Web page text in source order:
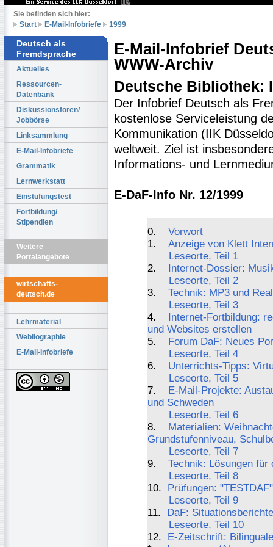
Sie befinden sich hier:
Start
E-Mail-Infobriefe 1999
Deutsch als
Fremdsprache
Aktuelles
Ressourcen-
Datenbank
Diskussionsforen/
Jobbörse
Linksammlung
E-Mail-Infobriefe
Grammatik
Lernwerkstatt
Einstufungstest
Fortbildung/
Stipendien
Weitere
Portalangebote
wirtschafts-
deutsch.de
Lehrmaterial
Webliographie
E-Mail-Infobriefe
E-Mail-Infobrief
WWW-Archiv
Deutsche Bibliothek:
Der Infobrief Deutsch als
kostenlose Serviceleistung
Kommunikation (IIK
weltweit. Ziel ist
Informations- und
E-DaF-Info Nr. 12/1999
0. Vorwort
1. Anzeige von Klett
Leseorte, Teil 1
2. Internet-Dossier:
Leseorte, Teil 2
3. Technik: MP3 und
Leseorte, Teil 3
4. Internet-Fortbildung:
und Websites erstellen
5. Forum DaF: Neues
Leseorte, Teil 4
6. Unterrichts-Tipps:
Leseorte, Teil 5
7. E-Mail-Projekte:
und Schweden
Leseorte, Teil 6
8. Materialien:
Grundstufenniveau,
Leseorte, Teil 7
9. Technik: Lösungen
Leseorte, Teil 8
10. Prüfungen:
Leseorte, Teil 9
11. DaF:
Leseorte, Teil 10
12. E-Zeitschrift: